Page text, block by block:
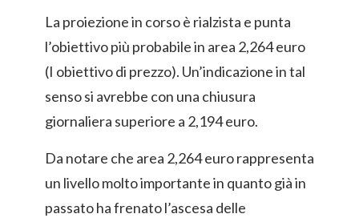
La proiezione in corso è rialzista e punta
l’obiettivo più probabile in area 2,264 euro
(I obiettivo di prezzo). Un’indicazione in tal
senso si avrebbe con una chiusura
giornaliera superiore a 2,194 euro.
Da notare che area 2,264 euro rappresenta
un livello molto importante in quanto già in
passato ha frenato l’ascesa delle